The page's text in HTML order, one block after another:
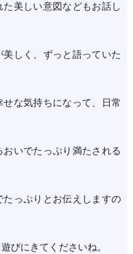
美しい意図などもお話し
しく、ずっと語っていた
な気持ちになって、日常
いでたっぷり満たされる
っぷりとお伝えしますの
びにきてくださいね。